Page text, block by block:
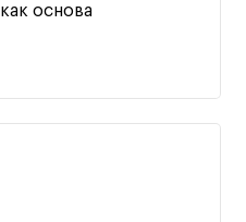
основа